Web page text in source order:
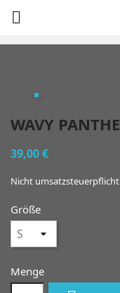

WAVY
39,00 €
Nicht
Größe
Menge